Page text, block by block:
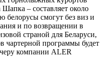
– составляет около
белорусы смогут без виз и
и по возвращении в
страной для Беларуси,
чартерной программы будет
компании ALER